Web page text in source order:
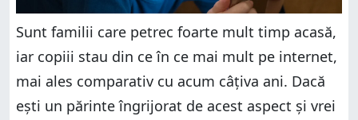
Sunt familii care petrec foarte mult timp acasă,
iar copiii stau din ce în ce mai mult pe internet,
mai ales comparativ cu acum câțiva ani. Dacă
ești un părinte îngrijorat de acest aspect și vrei